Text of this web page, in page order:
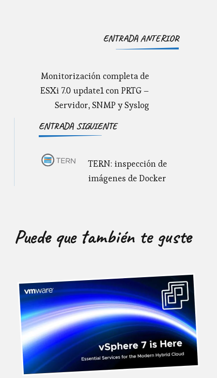
Navegación
entradas
ENTRADA ANTERIOR
Monitorización completa de
ESXi 7.0 update1 con PRTG –
Servidor, SNMP y Syslog
ENTRADA SIGUIENTE
TERN: inspección de
imágenes de Docker
Puede que también te guste